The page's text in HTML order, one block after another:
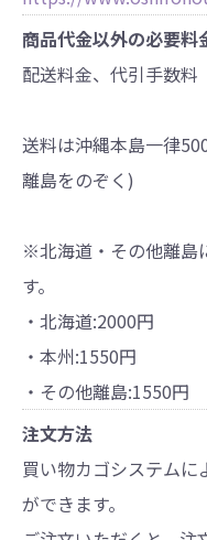
商品代金以外の必要料
配送料金、代引手数料
送料は沖縄本島一律
離島をのぞく)
※北海道・その他離島
す。
・北海道:2000円
・本州:1550円
・その他離島:1550円
注文方法
買い物カゴシステム
ができます。